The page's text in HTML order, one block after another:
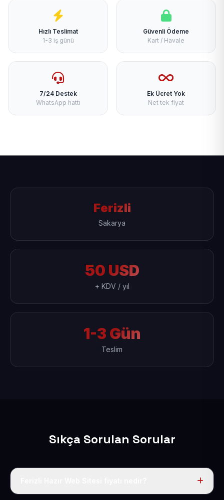
Hızlı Teslimat
1-3 iş günü
Güvenli Ödeme
Kart / Havale
7/24 Destek
WhatsApp hattı
Ek Ücret Yok
Net tek fiyat
Ferizli
Sakarya
50 USD
+ KDV / yıl
1-3 Gün
Teslim
Sıkça Sorulan Sorular